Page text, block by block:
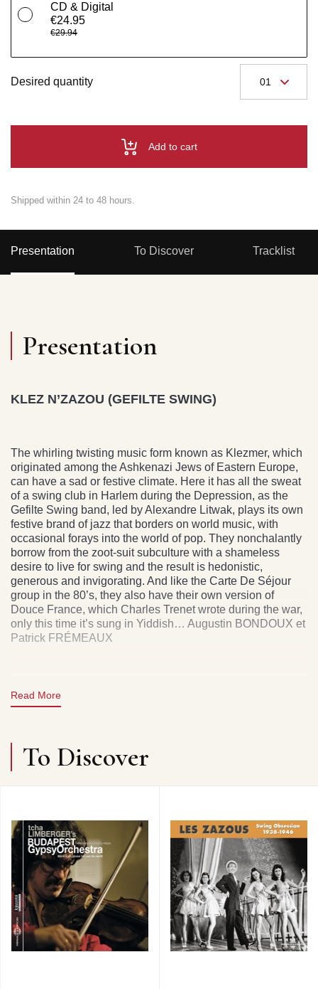
CD & Digital
€24.95
€29.94
Desired quantity
Add to cart
Shipped within 24 to 48 hours.
Presentation To Discover Tracklist
Presentation
KLEZ N’ZAZOU (GEFILTE SWING)
The whirling twisting music form known as Klezmer, which
originated among the Ashkenazi Jews of Eastern Europe,
can have a sad or festive climate. Here it has all the sweat
of a swing club in Harlem during the Depression, as the
Gefilte Swing band, led by Alexandre Litwak, plays its own
festive brand of jazz that borders on world music, with
occasional forays into the world of pop. They nonchalantly
borrow from the zoot-suit subculture with a shameless
desire to live for swing and the result is hedonistic,
generous and invigorating. And like the Carte De Séjour
group in the 80’s, they also have their own version of
Douce France, which Charles Trenet wrote during the war,
only this time it’s sung in Yiddish… Augustin BONDOUX et
Patrick FRÉMEAUX
Read More
To Discover